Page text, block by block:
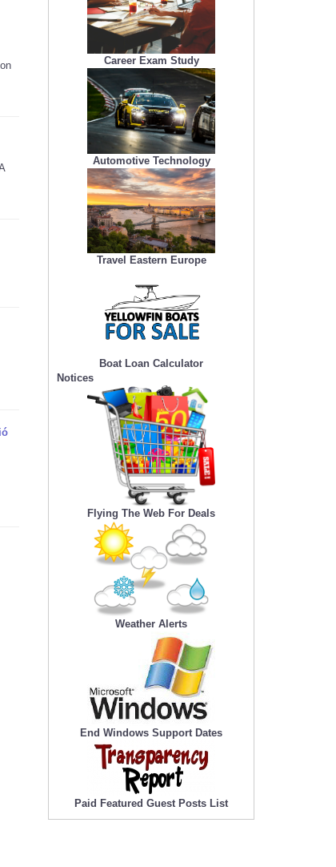
Career Exam Study
Automotive Technology
Travel Eastern Europe
Boat Loan Calculator
Notices
Flying The Web For Deals
Weather Alerts
End Windows Support Dates
Paid Featured Guest Posts List